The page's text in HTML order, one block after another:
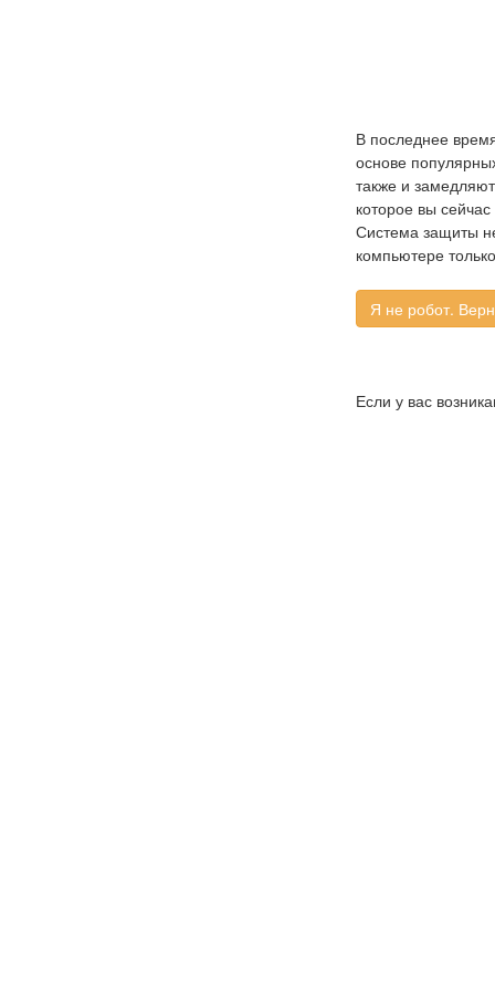
В последнее
основе
также и
которое вы
Система защиты
компьютере
Если у вас